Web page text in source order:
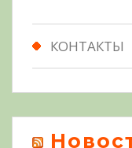
КОНТАКТЫ